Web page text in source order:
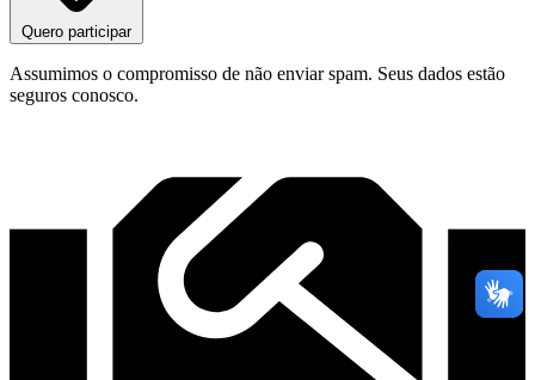
Quero participar
Assumimos o compromisso de não enviar spam. Seus dados estão
seguros conosco.